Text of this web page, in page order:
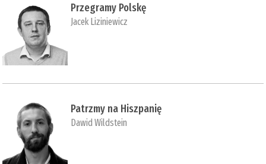
Przegramy Polskę
Jacek Liziniewicz
Patrzmy na Hiszpanię
Dawid Wildstein